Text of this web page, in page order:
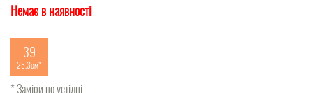
Немає в наявності
39
25.3см
* Заміри по устілці